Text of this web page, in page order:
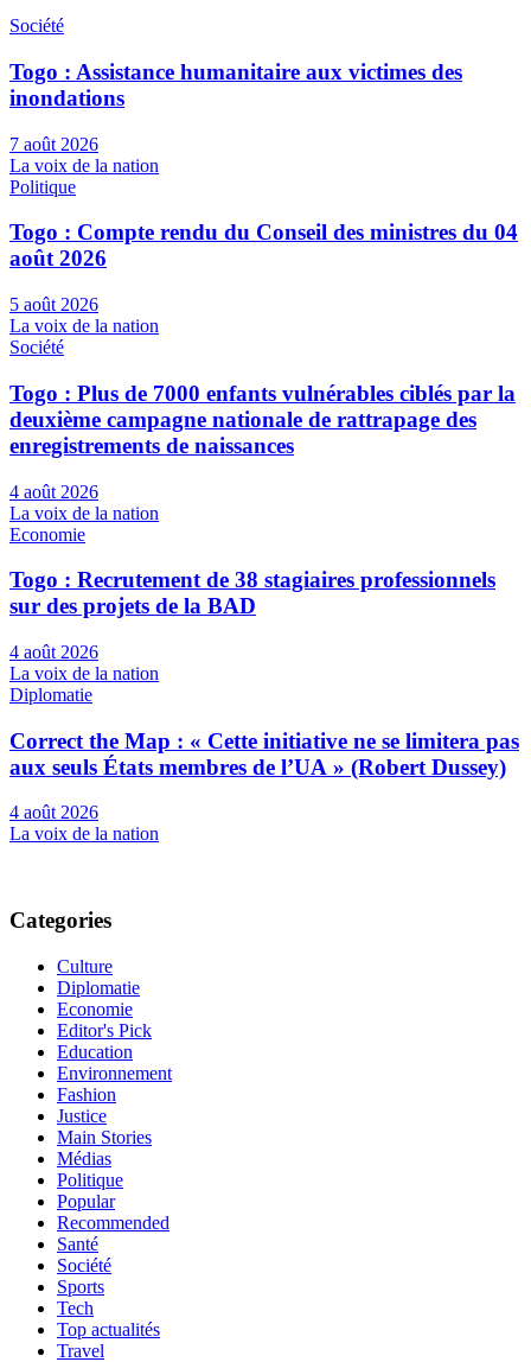
Société
Togo : Assistance humanitaire aux victimes des
inondations
7 août 2026
La voix de la nation
Politique
Togo : Compte rendu du Conseil des ministres du 04
août 2026
5 août 2026
La voix de la nation
Société
Togo : Plus de 7000 enfants vulnérables ciblés par la
deuxième campagne nationale de rattrapage des
enregistrements de naissances
4 août 2026
La voix de la nation
Economie
Togo : Recrutement de 38 stagiaires professionnels
sur des projets de la BAD
4 août 2026
La voix de la nation
Diplomatie
Correct the Map : « Cette initiative ne se limitera pas
aux seuls États membres de l’UA » (Robert Dussey)
4 août 2026
La voix de la nation
Categories
Culture
Diplomatie
Economie
Editor's Pick
Education
Environnement
Fashion
Justice
Main Stories
Médias
Politique
Popular
Recommended
Santé
Société
Sports
Tech
Top actualités
Travel